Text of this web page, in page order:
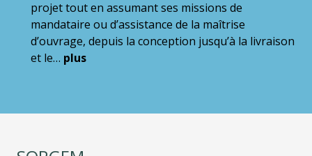
projet tout en assumant ses missions de
mandataire ou d’assistance de la maîtrise
d’ouvrage, depuis la conception jusqu’à la livraison
et le… plus